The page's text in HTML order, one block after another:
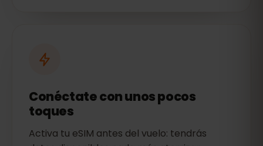
Conéctate con unos pocos
toques
Activa tu eSIM antes del vuelo: tendrás